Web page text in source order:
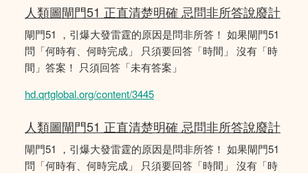
人類圖閘門51 正直清楚明確 忌問非所答說廢計
閘門51 ，引爆大發雷霆的原因是問非所答！ 如果閘門51
問「何時有、何時完成」 只須要回答「時間」 沒有「時
間」答案！ 只須回答「未有答案」
hd.qrtglobal.org/content/3445
人類圖閘門51 正直清楚明確 忌問非所答說廢計
閘門51 ，引爆大發雷霆的原因是問非所答！ 如果閘門51
問「何時有、何時完成」 只須要回答「時間」 沒有「時